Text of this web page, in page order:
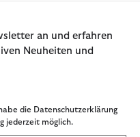
an und erfahren
Neuheiten und
die Datenschutzerklärung
jederzeit möglich.